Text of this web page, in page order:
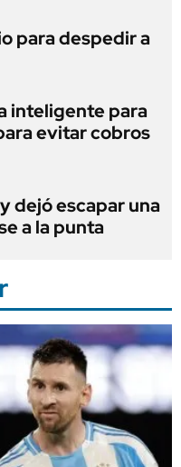
para despedir a
inteligente para
evitar cobros
dejó escapar una
a la punta